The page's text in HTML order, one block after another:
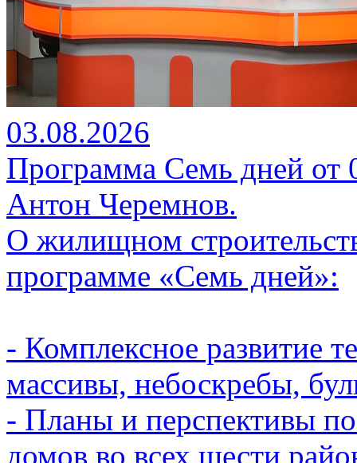
03.08.2026
Программа Семь дней от
Антон Черемнов.
О жилищном
программе «Семь дней»:
- Комплексное развитие
массивы, небоскребы,
- Планы и перспективы
домов во всех шести